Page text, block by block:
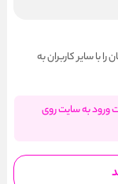
با سایر کاربران به
ورود به سایت روی